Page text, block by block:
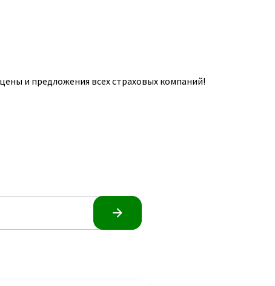
и предложения всех страховых компаний!